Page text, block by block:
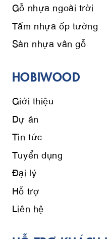
Gỗ nhựa ngoài trời
Tấm nhựa ốp tường
Sàn nhựa vân gỗ
HOBIWOOD
Giới thiệu
Dự án
Tin tức
Tuyển dụng
Đại lý
Hỗ trợ
Liên hệ